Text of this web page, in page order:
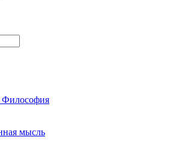
Философия
мысль